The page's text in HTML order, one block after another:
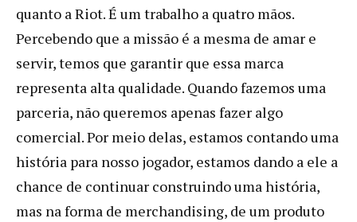
quanto a Riot. É um trabalho a quatro mãos.
Percebendo que a missão é a mesma de amar e
servir, temos que garantir que essa marca
representa alta qualidade. Quando fazemos uma
parceria, não queremos apenas fazer algo
comercial. Por meio delas, estamos contando uma
história para nosso jogador, estamos dando a ele a
chance de continuar construindo uma história,
mas na forma de merchandising, de um produto